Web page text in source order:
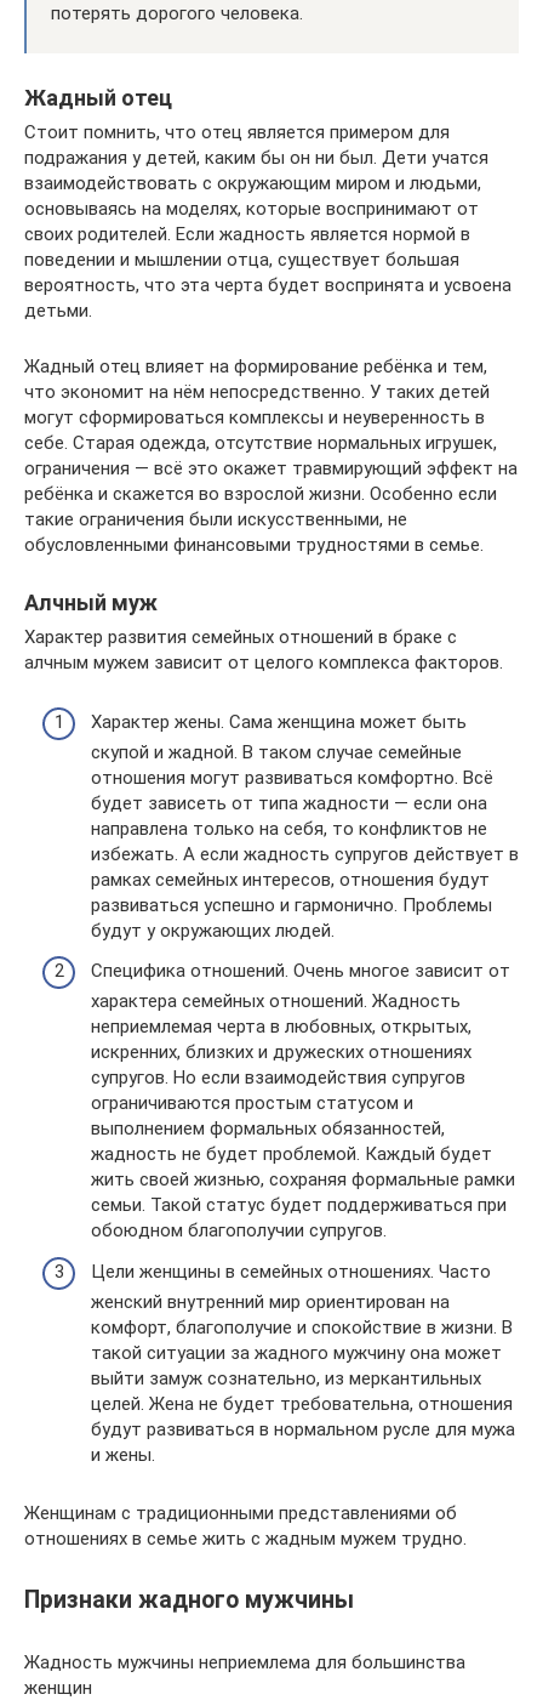
потерять дорогого человека.
Жадный отец
Стоит помнить, что отец является примером для
подражания у детей, каким бы он ни был. Дети учатся
взаимодействовать с окружающим миром и людьми,
основываясь на моделях, которые воспринимают от
своих родителей. Если жадность является нормой в
поведении и мышлении отца, существует большая
вероятность, что эта черта будет воспринята и усвоена
детьми.
Жадный отец влияет на формирование ребёнка и тем,
что экономит на нём непосредственно. У таких детей
могут сформироваться комплексы и неуверенность в
себе. Старая одежда, отсутствие нормальных игрушек,
ограничения — всё это окажет травмирующий эффект на
ребёнка и скажется во взрослой жизни. Особенно если
такие ограничения были искусственными, не
обусловленными финансовыми трудностями в семье.
Алчный муж
Характер развития семейных отношений в браке с
алчным мужем зависит от целого комплекса факторов.
Характер жены. Сама женщина может быть
скупой и жадной. В таком случае семейные
отношения могут развиваться комфортно. Всё
будет зависеть от типа жадности — если она
направлена только на себя, то конфликтов не
избежать. А если жадность супругов действует в
рамках семейных интересов, отношения будут
развиваться успешно и гармонично. Проблемы
будут у окружающих людей.
Специфика отношений. Очень многое зависит от
характера семейных отношений. Жадность
неприемлемая черта в любовных, открытых,
искренних, близких и дружеских отношениях
супругов. Но если взаимодействия супругов
ограничиваются простым статусом и
выполнением формальных обязанностей,
жадность не будет проблемой. Каждый будет
жить своей жизнью, сохраняя формальные рамки
семьи. Такой статус будет поддерживаться при
обоюдном благополучии супругов.
Цели женщины в семейных отношениях. Часто
женский внутренний мир ориентирован на
комфорт, благополучие и спокойствие в жизни. В
такой ситуации за жадного мужчину она может
выйти замуж сознательно, из меркантильных
целей. Жена не будет требовательна, отношения
будут развиваться в нормальном русле для мужа
и жены.
Женщинам с традиционными представлениями об
отношениях в семье жить с жадным мужем трудно.
Признаки жадного мужчины
Жадность мужчины неприемлема для большинства
женщин